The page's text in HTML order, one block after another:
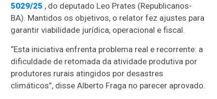
5029/25 , do deputado Leo Prates (Republicanos-
BA). Mantidos os objetivos, o relator fez ajustes para
garantir viabilidade jurídica, operacional e fiscal.
“Esta iniciativa enfrenta problema real e recorrente: a
dificuldade de retomada da atividade produtiva por
produtores rurais atingidos por desastres
climáticos”, disse Alberto Fraga no parecer aprovado.